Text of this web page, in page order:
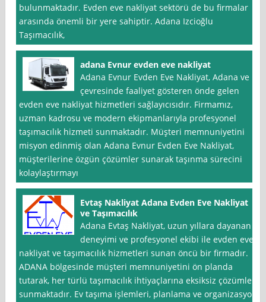
bulunmaktadır. Evden eve nakliyat sektörü de bu firmalar
arasında önemli bir yere sahiptir. Adana Izcioğlu
Taşımacılık,
adana Evnur evden eve nakliyat
Adana Evnur Evden Eve Nakliyat, Adana ve
çevresinde faaliyet gösteren önde gelen
evden eve nakliyat hizmetleri sağlayıcısıdır. Firmamız,
uzman kadrosu ve modern ekipmanlarıyla profesyonel
taşımacılık hizmeti sunmaktadır. Müşteri memnuniyetini
misyon edinmiş olan Adana Evnur Evden Eve Nakliyat,
müşterilerine özgün çözümler sunarak taşınma sürecini
kolaylaştırmayı
Evtaş Nakliyat Adana Evden Eve Nakliyat
ve Taşımacılık
Adana Evtaş Nakliyat, uzun yıllara dayanan
deneyimi ve profesyonel ekibi ile evden eve
nakliyat ve taşımacılık hizmetleri sunan öncü bir firmadır.
ADANA bölgesinde müşteri memnuniyetini ön planda
tutarak, her türlü taşımacılık ihtiyaçlarına eksiksiz çözümler
sunmaktadır. Ev taşıma işlemleri, planlama ve organizasyon